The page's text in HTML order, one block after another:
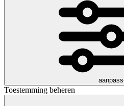
Toestemming beheren